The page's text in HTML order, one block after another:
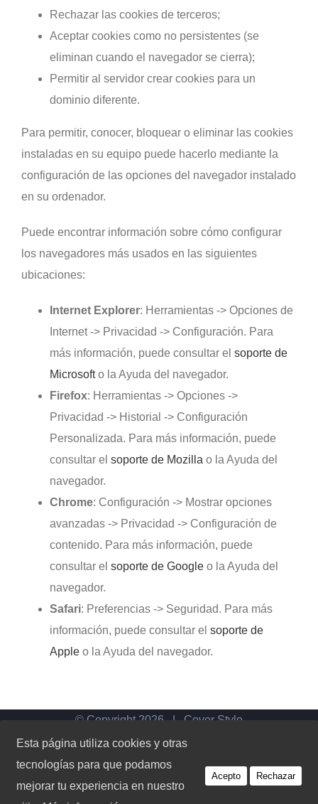
Rechazar las cookies de terceros;
Aceptar cookies como no persistentes (se
eliminan cuando el navegador se cierra);
Permitir al servidor crear cookies para un
dominio diferente.
Para permitir, conocer, bloquear o eliminar las cookies
instaladas en su equipo puede hacerlo mediante la
configuración de las opciones del navegador instalado
en su ordenador.
Puede encontrar información sobre cómo configurar
los navegadores más usados en las siguientes
ubicaciones:
Internet Explorer: Herramientas -> Opciones de
Internet -> Privacidad -> Configuración. Para
más información, puede consultar el soporte de
Microsofto la Ayuda del navegador.
Firefox: Herramientas -> Opciones ->
Privacidad -> Historial -> Configuración
Personalizada. Para más información, puede
consultar el soporte de Mozilla o la Ayuda del
navegador.
Chrome: Configuración -> Mostrar opciones
avanzadas -> Privacidad -> Configuración de
contenido. Para más información, puede
consultar el soporte de Google o la Ayuda del
navegador.
Safari: Preferencias -> Seguridad. Para más
información, puede consultar el soporte de
Apple o la Ayuda del navegador.
© Copyright 2026 | Cover Stylo
InstagramFacebookLinkedIn
Esta página utiliza cookies y otras
tecnologías para que podamos
mejorar tu experiencia en nuestro
Acepto Rechazar